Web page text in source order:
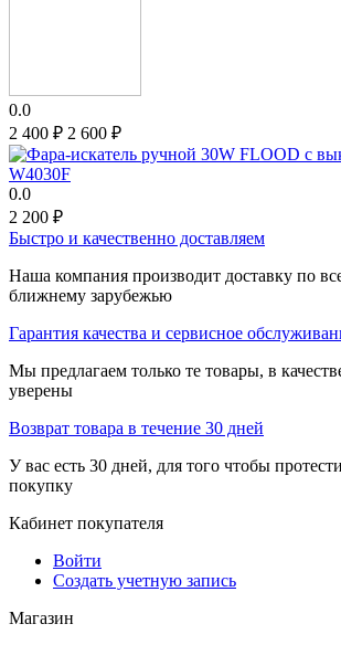
0.0
2 400 ₽ 2 600 ₽
0.0
2 200 ₽
Быстро и качественно доставляем
Наша компания производит доставку по
ближнему зарубежью
Гарантия качества и сервисное
Мы предлагаем только те товары, в
уверены
Возврат товара в течение 30 дней
У вас есть 30 дней, для того чтобы
покупку
Кабинет покупателя
Войти
Создать учетную запись
Магазин